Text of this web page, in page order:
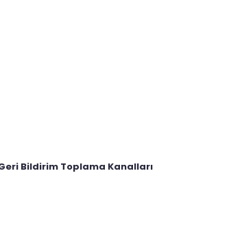
Bildirim Toplama Kanalları